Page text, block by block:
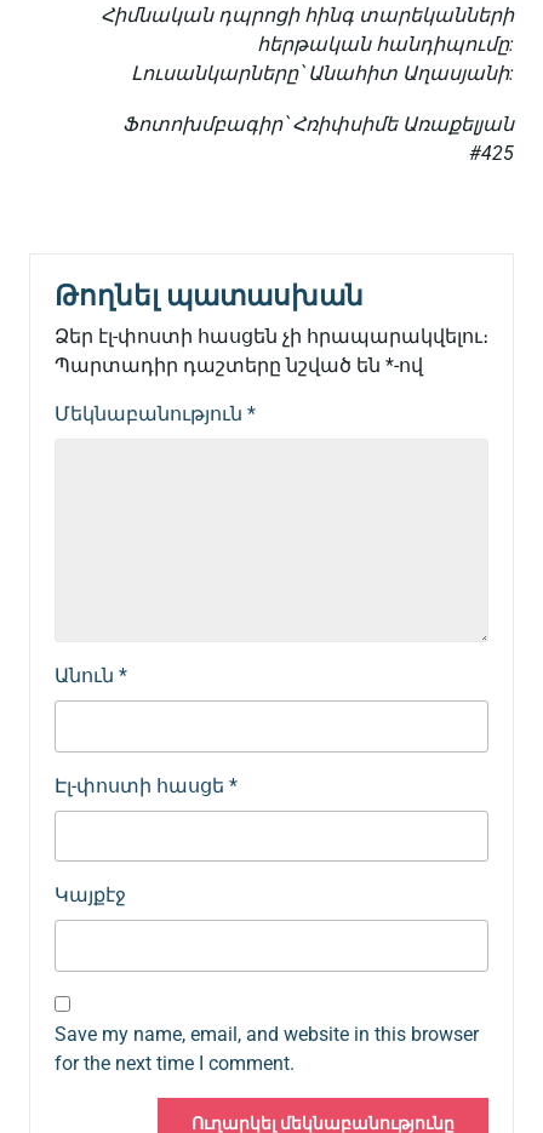
Հիմնական դպրոցի հինգ տարեկանների
հերթական հանդիպումը:
Լուսանկարները՝ Անահիտ Աղասյանի:
Ֆոտոխմբագիր՝ Հռիփսիմե Առաքելյան
#425
Թողնել պատասխան
Ձեր էլ-փոստի հասցեն չի հրապարակվելու։
Պարտադիր դաշտերը նշված են *-ով
Մեկնաբանություն *
Անուն *
Էլ-փոստի հասցե *
Կայքէջ
Save my name, email, and website in this browser
for the next time I comment.